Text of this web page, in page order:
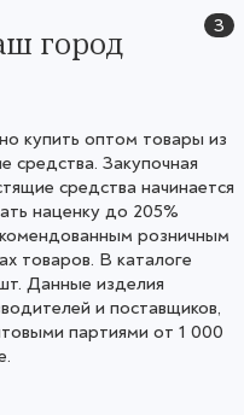
город
3
купить оптом товары из
средства. Закупочная
средства начинается
наценку до 205%
розничным
товаров. В каталоге
Данные изделия
и поставщиков,
партиями от 1 000